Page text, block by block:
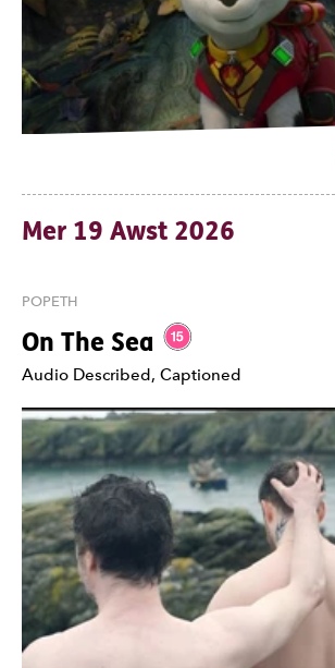
Mer 19 Awst 2026
On The Sea Gradd 15.
POPETH
Nodiadau
Audio Described, Captioned